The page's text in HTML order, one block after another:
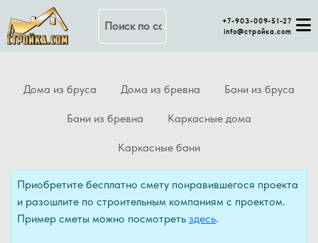
+7-903-009-51-27
info@стройка.com
Дома из бруса Дома из бревна Бани из бруса
Бани из бревна Каркасные дома
Каркасные бани
Приобретите бесплатно смету понравившегося проекта
и разошлите по строительным компаниям с проектом.
Пример сметы можно посмотреть здесь.